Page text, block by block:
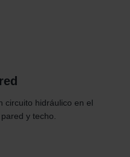
circuito hidráulico en el
y techo.